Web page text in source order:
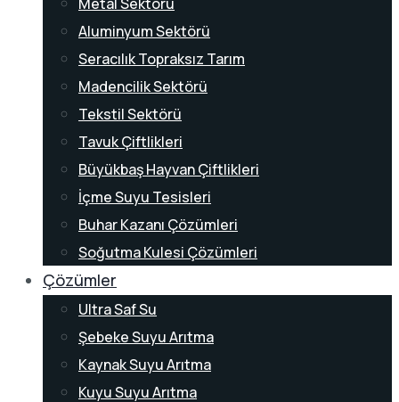
Metal Sektörü
Aluminyum Sektörü
Seracılık Topraksız Tarım
Madencilik Sektörü
Tekstil Sektörü
Tavuk Çiftlikleri
Büyükbaş Hayvan Çiftlikleri
İçme Suyu Tesisleri
Buhar Kazanı Çözümleri
Soğutma Kulesi Çözümleri
Çözümler
Ultra Saf Su
Şebeke Suyu Arıtma
Kaynak Suyu Arıtma
Kuyu Suyu Arıtma